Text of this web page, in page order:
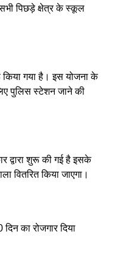
सभी पिछड़े क्षेत्र के स्कूल
किया गया है। इस योजना के
पुलिस स्टेशन जाने की
द्वारा शुरू की गई है इसके
वितरित किया जाएगा।
का रोजगार दिया